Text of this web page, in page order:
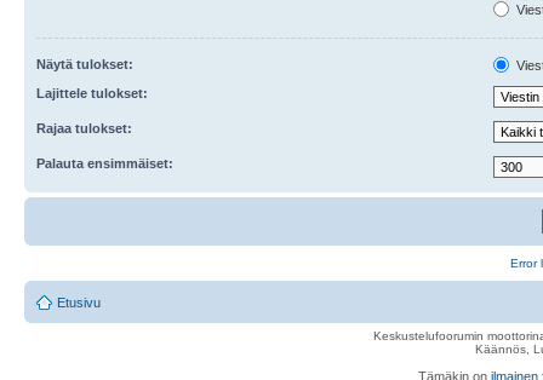
Näytä tulokset:
Lajittele tulokset:
Rajaa tulokset:
Palauta ensimmäiset:
Error
Etusivu
Keskustelufoorumin
Käännös,
Tämäkin on ilmainen